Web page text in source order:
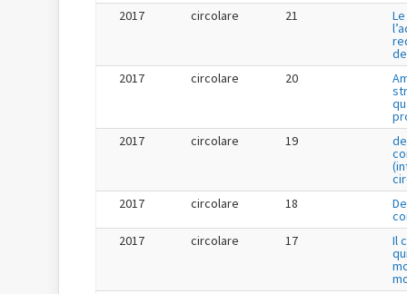
2017
circolare 21
2017
circolare 20
2017
circolare 19
2017
circolare 18
2017
circolare 17 Il